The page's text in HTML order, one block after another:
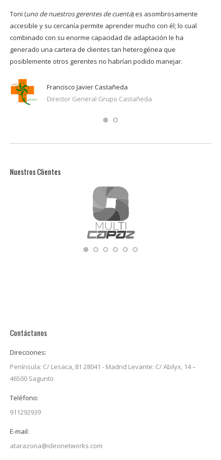
Toni (uno de nuestros gerentes de cuenta) es asombrosamente
accesible y su cercanía permite aprender mucho con él; lo cual
combinado con su enorme capacidad de adaptación le ha
generado una cartera de clientes tan heterogénea que
posiblemente otros gerentes no habrían podido manejar.
Francisco Javier Castañeda
Director General Grupo Castañeda
Nuestros Clientes
Contáctanos
Direcciones:
Península: C/ Lesaca, 81 28041 - Madrid Levante: C/ Abilyx, 14 –
46500 Sagunto
Teléfono:
911292939
E-mail:
atarazona@ideonetworks.com